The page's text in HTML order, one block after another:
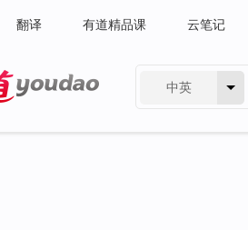
翻译 有道精品课 云笔记
中英